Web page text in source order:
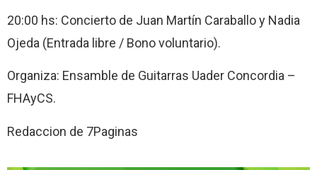
20:00 hs: Concierto de Juan Martín Caraballo y Nadia
Ojeda (Entrada libre / Bono voluntario).
Organiza: Ensamble de Guitarras Uader Concordia –
FHAyCS.
Redaccion de 7Paginas